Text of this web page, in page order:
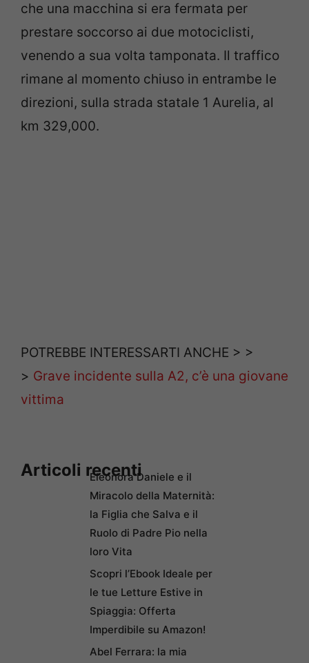
che una macchina si era fermata per
prestare soccorso ai due motociclisti,
venendo a sua volta tamponata. Il traffico
rimane al momento chiuso in entrambe le
direzioni, sulla strada statale 1 Aurelia, al
km 329,000.
POTREBBE INTERESSARTI ANCHE > >
> Grave incidente sulla A2, c’è una giovane
vittima
Articoli recentiEleonora Daniele e il
Miracolo della Maternità:
la Figlia che Salva e il
Ruolo di Padre Pio nella
loro Vita
Scopri l’Ebook Ideale per
le tue Letture Estive in
Spiaggia: Offerta
Imperdibile su Amazon!
Abel Ferrara: la mia